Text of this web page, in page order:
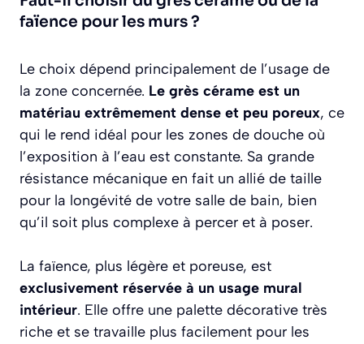
faïence pour les murs ?
Le choix dépend principalement de l’usage de
la zone concernée. Le grès cérame est un
matériau extrêmement dense et peu poreux, ce
qui le rend idéal pour les zones de douche où
l’exposition à l’eau est constante. Sa grande
résistance mécanique en fait un allié de taille
pour la longévité de votre salle de bain, bien
qu’il soit plus complexe à percer et à poser.
La faïence, plus légère et poreuse, est
exclusivement réservée à un usage mural
intérieur. Elle offre une palette décorative très
riche et se travaille plus facilement pour les